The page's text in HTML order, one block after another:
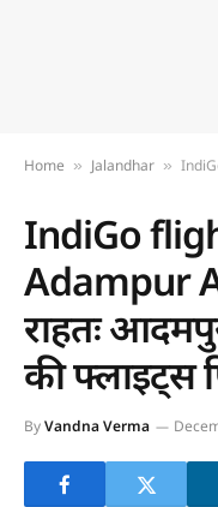
Home » Jalandhar » IndiGo
IndiGo
Adampur
राहतः
की फ्लाइट्स
ByVandna Verma